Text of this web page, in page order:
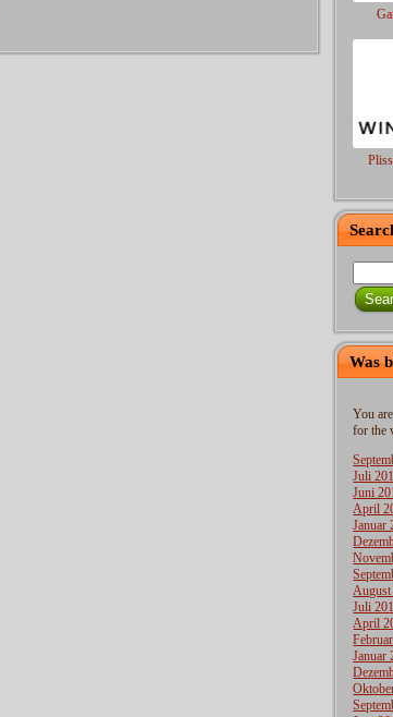
Was
You
for the
Juli
Juni
April
Januar
Juli
April
Januar